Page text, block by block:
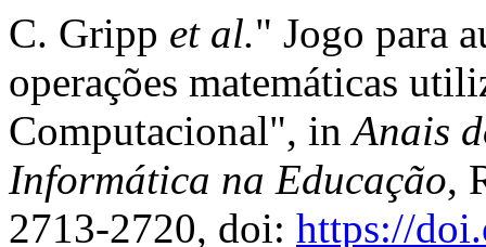
C. Gripp et al." Jogo para
operações matemáticas
Computacional", inAnais
Informática na Educação,
2713-2720, doi: https://